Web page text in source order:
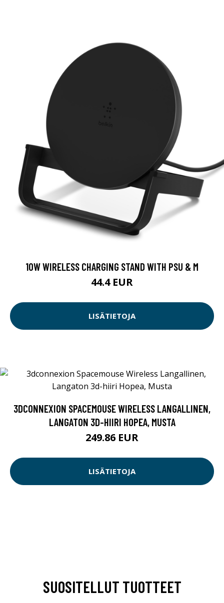
10W WIRELESS CHARGING STAND WITH PSU & M
44.4 EUR
LISÄTIETOJA
3DCONNEXION SPACEMOUSE WIRELESS LANGALLINEN,
LANGATON 3D-HIIRI HOPEA, MUSTA
249.86 EUR
LISÄTIETOJA
SUOSITELLUT TUOTTEET